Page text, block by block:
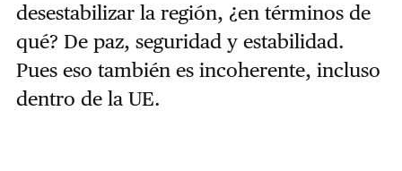
desestabilizar la región, ¿en términos de
qué? De paz, seguridad y estabilidad.
Pues eso también es incoherente, incluso
dentro de la UE.